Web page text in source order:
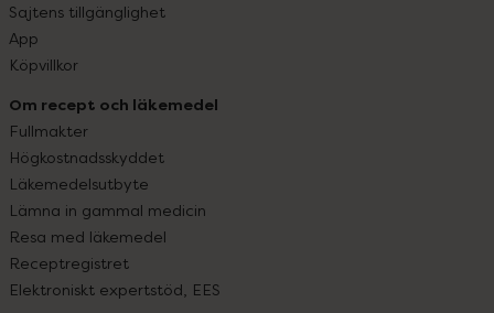
Sajtens tillgänglighet
App
Köpvillkor
Om recept och läkemedel
Fullmakter
Högkostnadsskyddet
Läkemedelsutbyte
Lämna in gammal medicin
Resa med läkemedel
Receptregistret
Elektroniskt expertstöd, EES